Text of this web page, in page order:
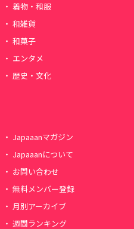
着物・和服
和雑貨
和菓子
エンタメ
歴史・文化
Japaaanマガジン
Japaaanについて
お問い合わせ
無料メンバー登録
月別アーカイブ
週間ランキング